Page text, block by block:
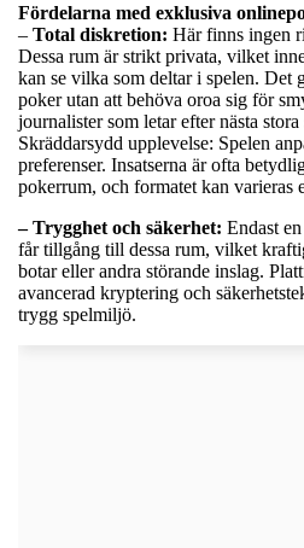
Fördelarna med exklusiva
– Total diskretion: Här finns ingen
Dessa rum är strikt privata, vilket
kan se vilka som deltar i spelen. Det
poker utan att behöva oroa sig för
journalister som letar efter nästa stora
Skräddarsydd upplevelse: Spelen
preferenser. Insatserna är ofta
pokerrum, och formatet kan varieras
– Trygghet och säkerhet: Endast
får tillgång till dessa rum, vilket
botar eller andra störande inslag.
avancerad kryptering och
trygg spelmiljö.